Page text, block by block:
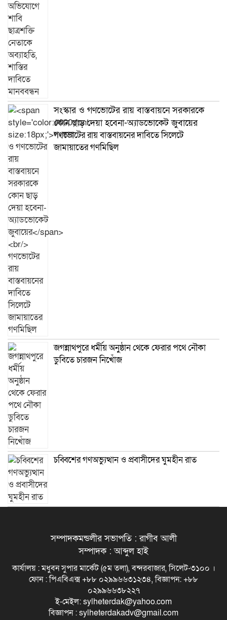
সংস্কার ও গণভোটের রায় বাস্তবায়নে সরকারকে
কোন ছাড় দেয়া হবেনা-অ্যাডভোকেট জুবায়ের
গণভোটের রায় বাস্তবায়নের দাবিতে সিলেটে
জামায়াতের গণমিছিল
জগন্নাথপুরে ধর্মীয় অনুষ্ঠান থেকে ফেরার পথে নৌকা
ডুবিতে চারজন নিখোঁজ
চব্বিশের গণঅভ্যুত্থান ও প্রবাসীদের ঘুমহীন রাত
সম্পাদকমন্ডলীর সভাপতি : রাগীব আলী
সম্পাদক : আব্দুল হাই
কার্যালয় : মধুবন সুপার মার্কেট (৫ম তলা), বন্দরবাজার, সিলেট-৩১০০ ।
ফোন : পিএবিএক্স +৮৮ ০২৯৯৬৬৩১২৩৪, বিজ্ঞাপন: +৮৮
০২৯৯৬৬৩৮২২৭
ই-মেইল: sylheterdak@yahoo.com
বিজ্ঞাপন : sylheterdakadv@gmail.com